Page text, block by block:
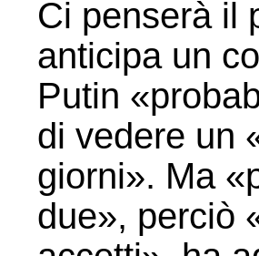
Ci penserà il
anticipa un
Putin
di vedere un
giorni». Ma
due», perciò